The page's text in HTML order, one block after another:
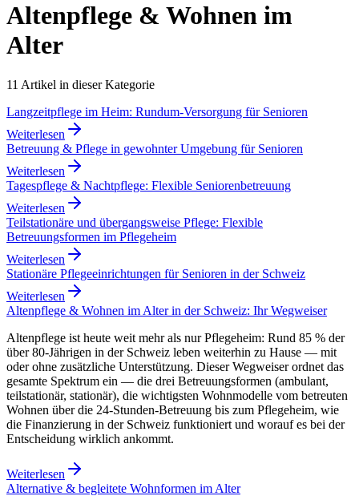
Altenpflege & Wohnen im
Alter
11 Artikel in dieser Kategorie
Langzeitpflege im Heim: Rundum-Versorgung für Senioren
Weiterlesen
Betreuung & Pflege in gewohnter Umgebung für Senioren
Weiterlesen
Tagespflege & Nachtpflege: Flexible Seniorenbetreuung
Weiterlesen
Teilstationäre und übergangsweise Pflege: Flexible
Betreuungsformen im Pflegeheim
Weiterlesen
Stationäre Pflegeeinrichtungen für Senioren in der Schweiz
Weiterlesen
Altenpflege & Wohnen im Alter in der Schweiz: Ihr Wegweiser
Altenpflege ist heute weit mehr als nur Pflegeheim: Rund 85 % der
über 80-Jährigen in der Schweiz leben weiterhin zu Hause — mit
oder ohne zusätzliche Unterstützung. Dieser Wegweiser ordnet das
gesamte Spektrum ein — die drei Betreuungsformen (ambulant,
teilstationär, stationär), die wichtigsten Wohnmodelle vom betreuten
Wohnen über die 24-Stunden-Betreuung bis zum Pflegeheim, wie
die Finanzierung in der Schweiz funktioniert und worauf es bei der
Entscheidung wirklich ankommt.
Weiterlesen
Alternative & begleitete Wohnformen im Alter